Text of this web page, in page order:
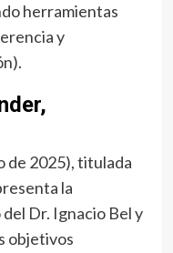
herramientas
y
de 2025), titulada
la
Dr. Ignacio Bel y
objetivos